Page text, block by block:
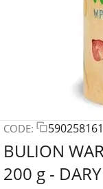
CODE:
BULION
200 g -